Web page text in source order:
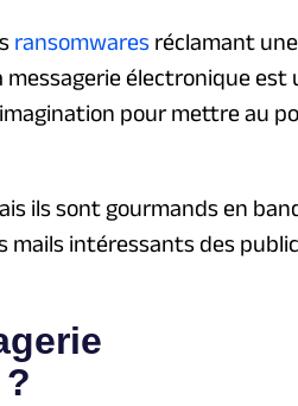
ransomwares réclamant une
électronique est
pour mettre au
ils sont gourmands en
mails intéressants des